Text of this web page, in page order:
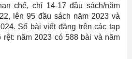
chế, chỉ 14-17 đầu sách/năm
lên 95 đầu sách năm 2023 và
Số bài viết đăng trên các tạp
rệt: năm 2023 có 588 bài và năm